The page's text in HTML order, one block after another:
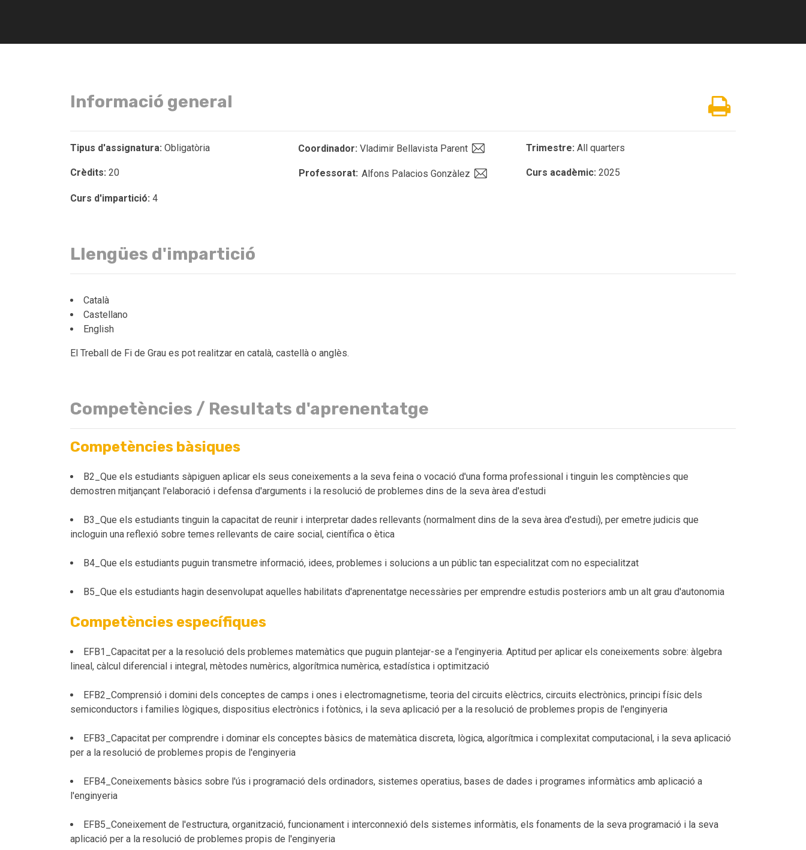
Informació general
Tipus d'assignatura: Obligatòria Coordinador: Vladimir Bellavista Parent Trimestre: All quarters
Crèdits: 20 Professorat: Alfons Palacios Gonzàlez Curs acadèmic: 2025
Curs d'impartició: 4
Llengües d'impartició
Català
Castellano
English
El Treball de Fi de Grau es pot realitzar en català, castellà o anglès.
Competències / Resultats d'aprenentatge
Competències bàsiques
B2_Que els estudiants sàpiguen aplicar els seus coneixements a la seva feina o vocació d'una forma professional i tinguin les comptències que
demostren mitjançant l'elaboració i defensa d'arguments i la resolució de problemes dins de la seva àrea d'estudi
B3_Que els estudiants tinguin la capacitat de reunir i interpretar dades rellevants (normalment dins de la seva àrea d'estudi), per emetre judicis que
incloguin una reflexió sobre temes rellevants de caire social, científica o ètica
B4_Que els estudiants puguin transmetre informació, idees, problemes i solucions a un públic tan especialitzat com no especialitzat
B5_Que els estudiants hagin desenvolupat aquelles habilitats d'aprenentatge necessàries per emprendre estudis posteriors amb un alt grau d'autonomia
Competències específiques
EFB1_Capacitat per a la resolució dels problemes matemàtics que puguin plantejar-se a l'enginyeria. Aptitud per aplicar els coneixements sobre: àlgebra
lineal, càlcul diferencial i integral, mètodes numèrics, algorítmica numèrica, estadística i optimització
EFB2_Comprensió i domini dels conceptes de camps i ones i electromagnetisme, teoria del circuits elèctrics, circuits electrònics, principi físic dels
semiconductors i families lògiques, dispositius electrònics i fotònics, i la seva aplicació per a la resolució de problemes propis de l'enginyeria
EFB3_Capacitat per comprendre i dominar els conceptes bàsics de matemàtica discreta, lògica, algorítmica i complexitat computacional, i la seva aplicació
per a la resolució de problemes propis de l'enginyeria
EFB4_Coneixements bàsics sobre l'ús i programació dels ordinadors, sistemes operatius, bases de dades i programes informàtics amb aplicació a
l'enginyeria
EFB5_Coneixement de l'estructura, organització, funcionament i interconnexió dels sistemes informàtis, els fonaments de la seva programació i la seva
aplicació per a la resolució de problemes propis de l'enginyeria